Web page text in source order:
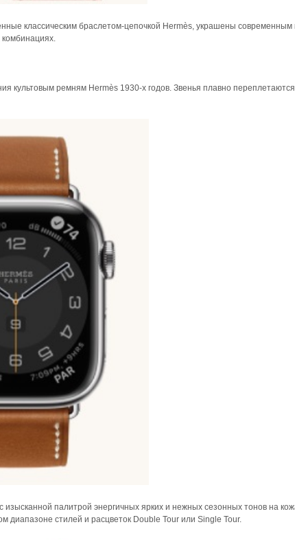
классическим браслетом-цепочкой Hermès, украшены современным
культовым ремням Hermès 1930-х годов. Звенья плавно
изысканной палитрой энергичных ярких и нежных сезонных тонов на
диапазоне стилей и расцветок Double Tour или Single Tour.